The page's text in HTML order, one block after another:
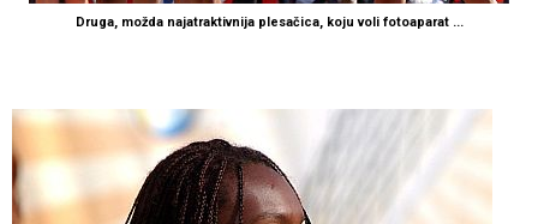
Druga, možda najatraktivnija plesačica, koju voli fotoaparat ...